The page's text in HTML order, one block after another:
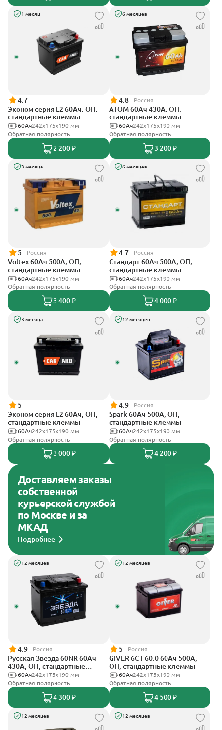
1 месяц
4.7
Эконом серия L2 60Ач, ОП,
стандартные клеммы
242х175х190 мм
60Ач
Обратная полярность
2 200 ₽
6 месяцев
4.8 Россия
АТОМ 60Ач 430А, ОП,
стандартные клеммы
242х175х190 мм
60Ач
Обратная полярность
3 200 ₽
3 месяца
5 Россия
Voltex 60Ач 500А, ОП,
стандартные клеммы
242х175х190 мм
60Ач
Обратная полярность
3 400 ₽
6 месяцев
4.7 Россия
Стандарт 60Ач 500А, ОП,
стандартные клеммы
242x175x190 мм
60Ач
Обратная полярность
4 000 ₽
3 месяца
5
Эконом серия L2 60Ач, ОП,
стандартные клеммы
242х175х190 мм
60Ач
Обратная полярность
3 000 ₽
12 месяцев
4.9 Россия
Spark 60Ач 500А, ОП,
стандартные клеммы
242х175х190 мм
60Ач
Обратная полярность
4 200 ₽
Доставляем заказы
собственной
курьерской службой
по Москве и за
МКАД
Подробнее
12 месяцев
4.9 Россия
Русская Звезда 60NR 60Ач
430А, ОП, стандартные
клеммы242x175x190 мм
60Ач
Обратная полярность
4 300 ₽
12 месяцев
5 Россия
GIVER 6СТ-60.0 60Ач 500А,
ОП, стандартные клеммы
242х175х190 мм
60Ач
Обратная полярность
4 500 ₽
12 месяцев 12 месяцев